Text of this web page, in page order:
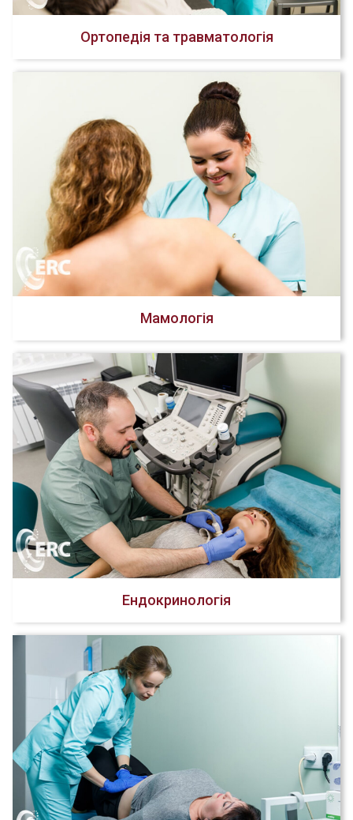
Ортопедія та травматологія
Мамологія
Ендокринологія